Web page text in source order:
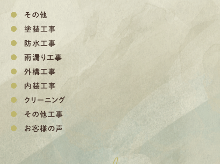
その他
塗装工事
防水工事
雨漏り工事
外構工事
内装工事
クリーニング
その他工事
お客様の声